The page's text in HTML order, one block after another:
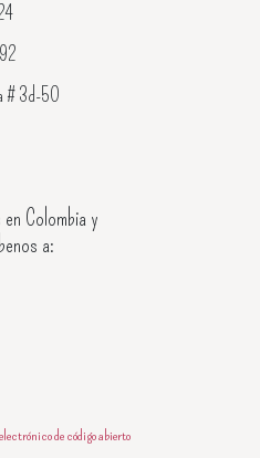
# 3d-50
Colombia y
a:
de código abierto